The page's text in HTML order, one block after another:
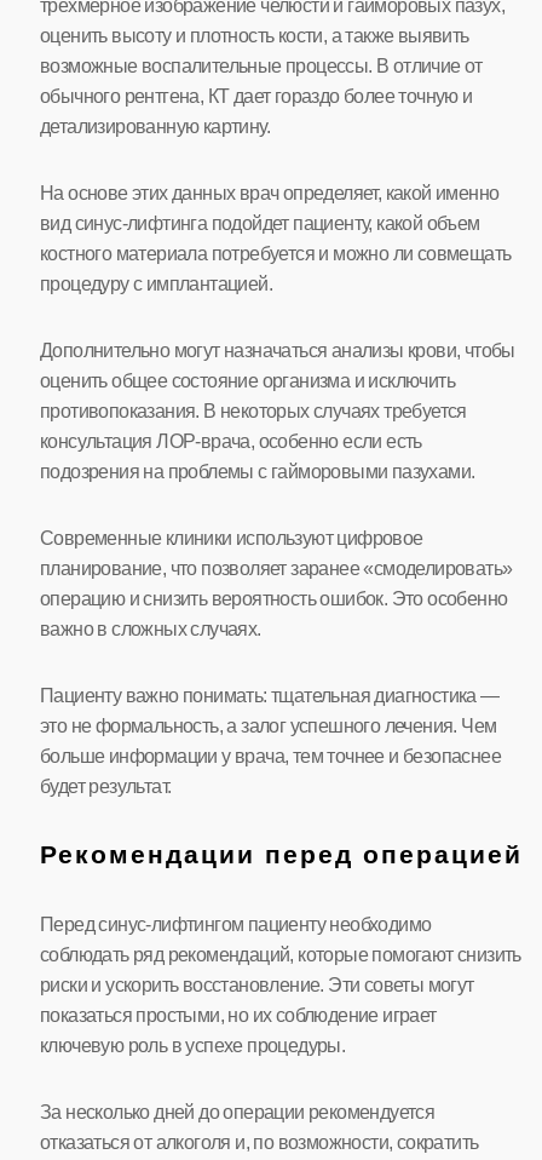
трехмерное изображение челюсти и гайморовых пазух,
оценить высоту и плотность кости, а также выявить
возможные воспалительные процессы. В отличие от
обычного рентгена, КТ дает гораздо более точную и
детализированную картину.
На основе этих данных врач определяет, какой именно
вид синус-лифтинга подойдет пациенту, какой объем
костного материала потребуется и можно ли совмещать
процедуру с имплантацией.
Дополнительно могут назначаться анализы крови, чтобы
оценить общее состояние организма и исключить
противопоказания. В некоторых случаях требуется
консультация ЛОР-врача, особенно если есть
подозрения на проблемы с гайморовыми пазухами.
Современные клиники используют цифровое
планирование, что позволяет заранее «смоделировать»
операцию и снизить вероятность ошибок. Это особенно
важно в сложных случаях.
Пациенту важно понимать: тщательная диагностика —
это не формальность, а залог успешного лечения. Чем
больше информации у врача, тем точнее и безопаснее
будет результат.
Рекомендации перед операцией
Перед синус-лифтингом пациенту необходимо
соблюдать ряд рекомендаций, которые помогают снизить
риски и ускорить восстановление. Эти советы могут
показаться простыми, но их соблюдение играет
ключевую роль в успехе процедуры.
За несколько дней до операции рекомендуется
отказаться от алкоголя и, по возможности, сократить